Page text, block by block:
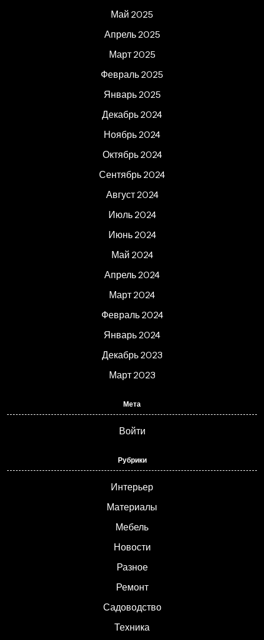
Май 2025
Апрель 2025
Март 2025
Февраль 2025
Январь 2025
Декабрь 2024
Ноябрь 2024
Октябрь 2024
Сентябрь 2024
Август 2024
Июль 2024
Июнь 2024
Май 2024
Апрель 2024
Март 2024
Февраль 2024
Январь 2024
Декабрь 2023
Март 2023
Мета
Войти
Рубрики
Интерьер
Материалы
Мебель
Новости
Разное
Ремонт
Садоводство
Техника